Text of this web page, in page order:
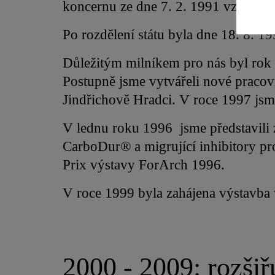
koncernu ze dne 7. 2. 1991 vznikla
Po rozdělení státu byla dne 18. 8.
Důležitým milníkem pro nás byl rok
Postupně jsme vytvářeli nové
Jindřichově Hradci. V roce 1997
V lednu roku 1996 jsme představili
CarboDur® a migrující inhibitory
Prix výstavy ForArch 1996.
V roce 1999 byla zahájena
2000 - 2009: